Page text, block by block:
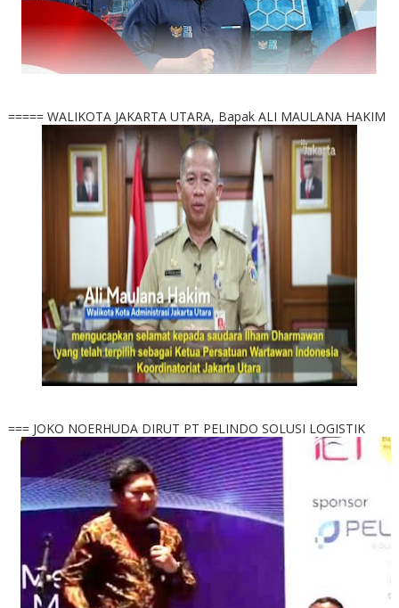
===== WALIKOTA JAKARTA UTARA, Bapak ALI MAULANA HAKIM
=== JOKO NOERHUDA DIRUT PT PELINDO SOLUSI LOGISTIK